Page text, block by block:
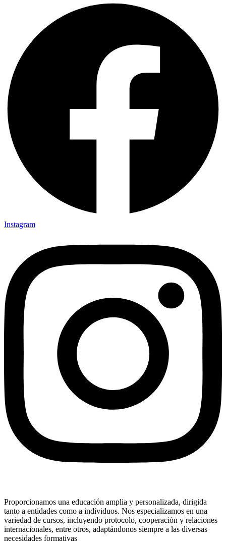
Instagram
Proporcionamos una educación amplia y personalizada, dirigida
tanto a entidades como a individuos. Nos especializamos en una
variedad de cursos, incluyendo protocolo, cooperación y relaciones
internacionales, entre otros, adaptándonos siempre a las diversas
necesidades formativas